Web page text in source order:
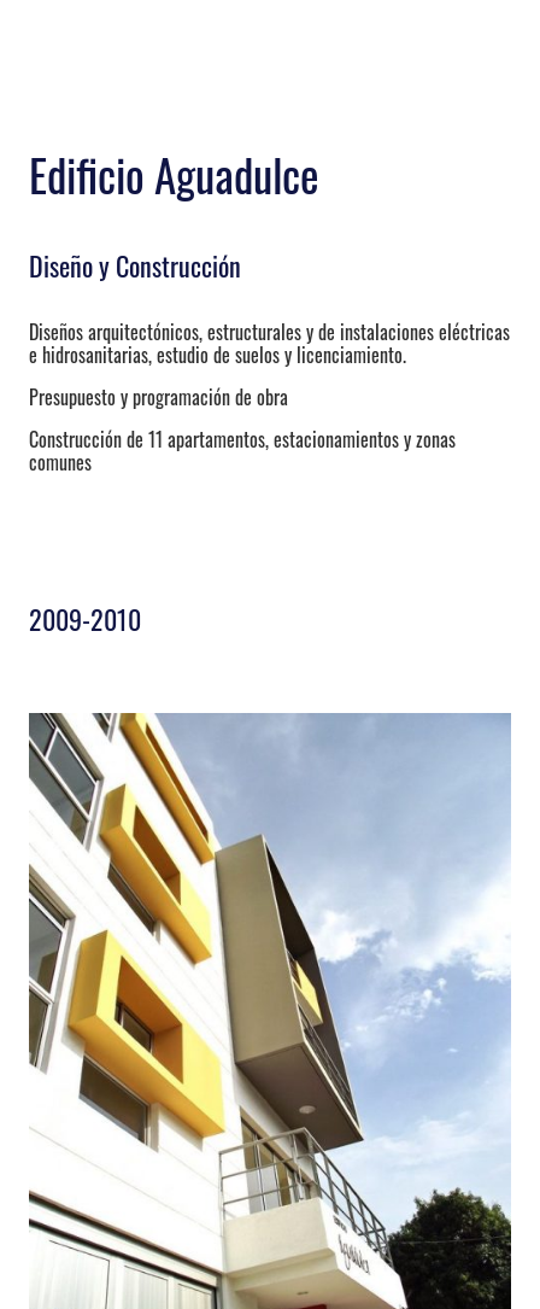
Edificio Aguadulce
Diseño y Construcción
Diseños arquitectónicos, estructurales y de instalaciones eléctricas
e hidrosanitarias, estudio de suelos y licenciamiento.
Presupuesto y programación de obra
Construcción de 11 apartamentos, estacionamientos y zonas
comunes
2009-2010